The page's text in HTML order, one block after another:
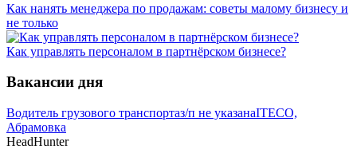
Как нанять менеджера по продажам: советы малому бизнесу и
не только
Как управлять персоналом в партнёрском бизнесе?
Вакансии дня
Водитель грузового транспортаз/п не указанаITECO,
Абрамовка
HeadHunter